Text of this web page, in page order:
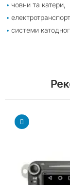
човни та катери,
системи